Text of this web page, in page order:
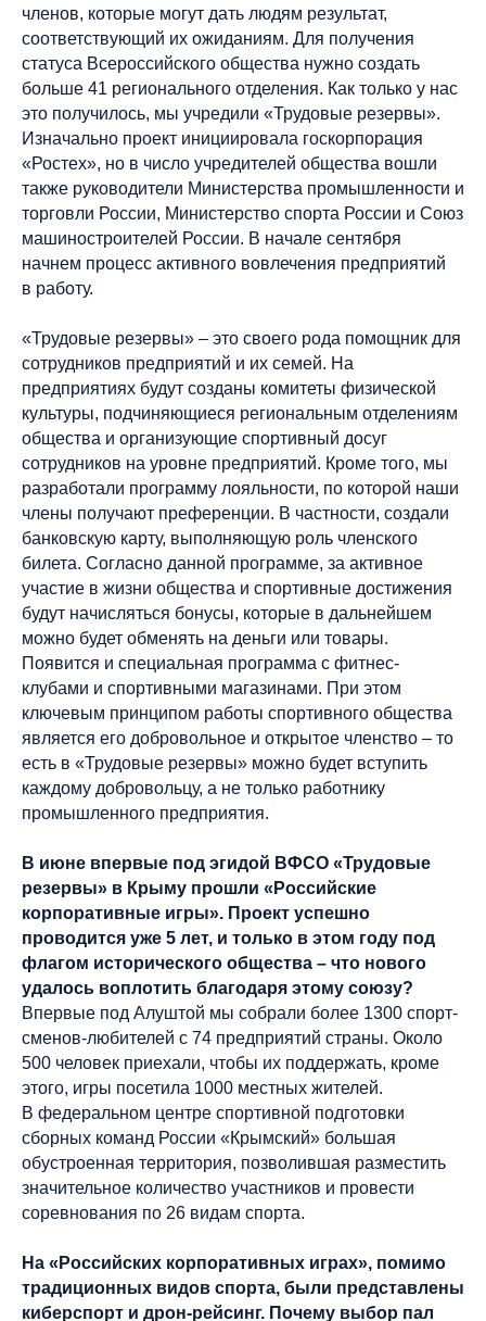
членов, которые могут дать людям результат,
соответствующий их ожиданиям. Для получения
статуса Всероссийского общества нужно создать
больше 41 регионального отделения. Как только у нас
это получилось, мы учредили «Трудовые резервы».
Изначально проект инициировала госкорпорация
«Ростех», но в число учредителей общества вошли
также руководители Министерства промышленности и
торговли России, Министерство спорта России и Союз
машиностроителей России. В начале сентября
начнем процесс активного вовлечения предприятий
в работу.
«Трудовые резервы» – это своего рода помощник для
сотрудников предприятий и их семей. На
предприятиях будут со­зданы комитеты физической
культуры, подчиняющиеся региональным отделениям
общества и организующие спортивный досуг
сотрудников на уровне предприятий. Кроме того, мы
разработали программу лояльности, по которой наши
члены получают преференции. В частности, создали
банковскую карту, выполняющую роль членского
билета. Согласно данной программе, за активное
участие в жизни общества и спортивные достижения
будут начисляться бонусы, которые в дальнейшем
можно будет обменять на деньги или товары.
Появится и специальная программа с фитнес-
клубами и спортивными магазинами. При этом
ключевым принципом работы спортивного общества
является его добровольное и открытое членство – то
есть в «Трудовые резервы» можно будет вступить
каждому добровольцу, а не только работнику
промышленного предприятия.
В июне впервые под эгидой ВФСО «Трудовые
резервы» в Крыму прошли «Российские
корпоративные игры». Проект успешно
проводится уже 5 лет, и только в этом году под
флагом исторического общества – что нового
удалось воплотить благодаря этому союзу?
Впервые под Алуштой мы собрали более 1300 спорт­
сменов-любителей с 74 предприятий страны. Около
500 человек приехали, чтобы их поддержать, кроме
этого, игры посетила 1000 местных жителей.
В федеральном центре спортивной подготовки
сборных команд России «Крымский» большая
обустроенная территория, позволившая разместить
значительное количество участников и провести
соревнования по 26 видам спорта.
На «Российских корпоративных играх», помимо
традиционных видов спорта, были представлены
киберспорт и дрон-рейсинг. Почему выбор пал